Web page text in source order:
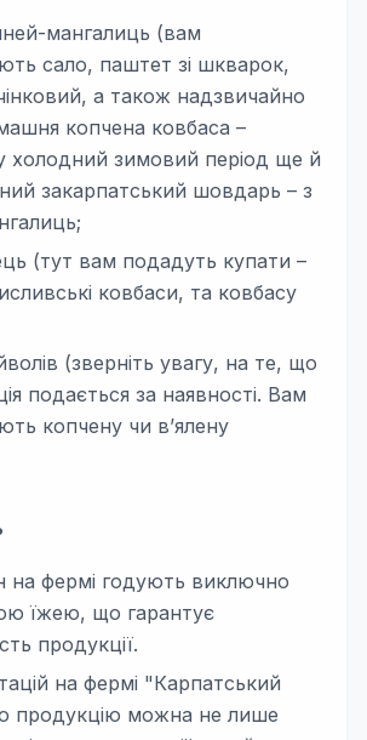
мангалиць (вам
сало, паштет зі шкварок,
а також надзвичайно
копчена ковбаса –
холодний зимовий період ще й
закарпатський шовдарь – з
(тут вам подадуть купати –
ковбаси, та ковбасу
(зверніть увагу, на те, що
подається за наявності. Вам
копчену чи в’ялену
на фермі годують виключно
їжею, що гарантує
продукції.
на фермі "Карпатський
продукцію можна не лише